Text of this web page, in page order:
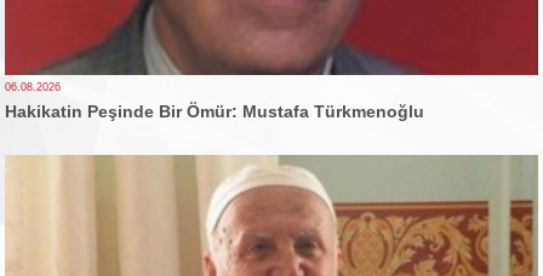
06.08.2026
Hakikatin Peşinde Bir Ömür: Mustafa Türkmenoğlu